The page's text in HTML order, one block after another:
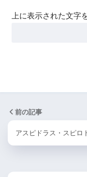
上に表示された文字
前の記事
アスピドラス・スピロ